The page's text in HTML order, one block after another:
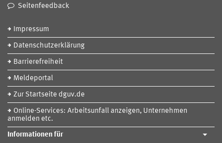
Seitenfeedback
Impressum
Datenschutzerklärung
Barrierefreiheit
Meldeportal
Zur Startseite dguv.de
Online-Services: Arbeitsunfall anzeigen, Unternehmen
anmelden etc.
Informationen für